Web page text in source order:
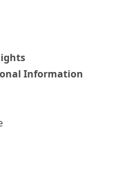
Information